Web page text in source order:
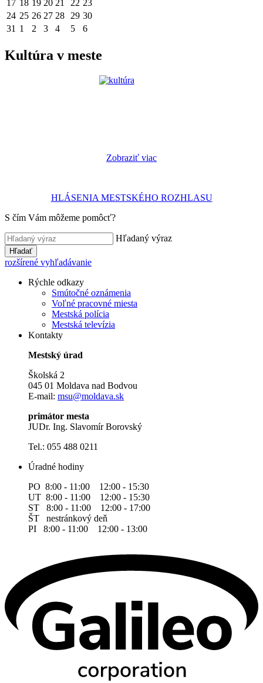
17 18 19 20 21 22 23
24 25 26 27 28 29 30
31 1 2 3 4 5 6
Kultúra v meste
Zobraziť viac
HLÁSENIA MESTSKÉHO ROZHLASU
S čím Vám môžeme pomôcť?
Hľadaný výraz
Hľadať
rozšírené vyhľadávanie
Rýchle odkazy
Smútočné oznámenia
Voľné pracovné miesta
Mestská polícia
Mestská televízia
Kontakty
Mestský úrad
Školská 2
045 01 Moldava nad Bodvou
E-mail: msu@moldava.sk
primátor mesta
JUDr. Ing. Slavomír Borovský
Tel.: 055 488 0211
Úradné hodiny
PO 8:00 - 11:00 12:00 - 15:30
UT 8:00 - 11:00 12:00 - 15:30
ST 8:00 - 11:00 12:00 - 17:00
ŠT nestránkový deň
PI 8:00 - 11:00 12:00 - 13:00